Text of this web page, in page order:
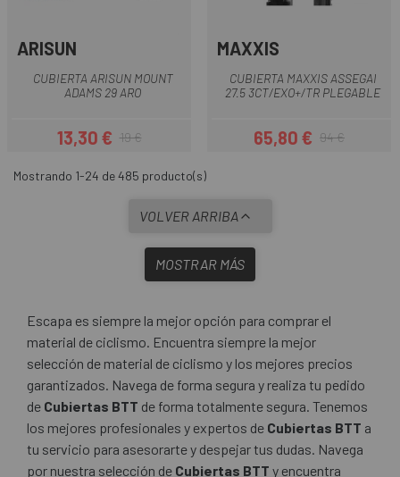
ARISUN
CUBIERTA ARISUN MOUNT
ADAMS 29 ARO
Precio
13,30 €Precio regular
19 €
MAXXIS
CUBIERTA MAXXIS ASSEGAI
27.5 3CT/EXO+/TR PLEGABLE
Precio
65,80 €Precio regular
94 €
Mostrando 1-24 de 485 producto(s)
VOLVER ARRIBA
MOSTRAR MÁS
Escapa es siempre la mejor opción para comprar el
material de ciclismo. Encuentra siempre la mejor
selección de material de ciclismo y los mejores precios
garantizados. Navega de forma segura y realiza tu pedido
de Cubiertas BTT de forma totalmente segura. Tenemos
los mejores profesionales y expertos de Cubiertas BTT a
tu servicio para asesorarte y despejar tus dudas. Navega
por nuestra selección de Cubiertas BTT y encuentra